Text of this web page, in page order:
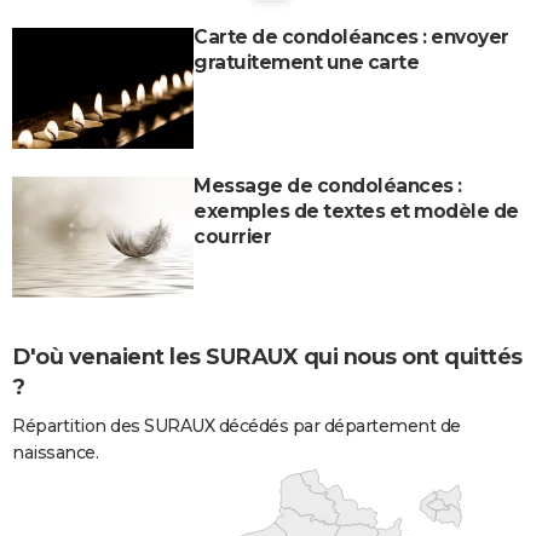
Carte de condoléances : envoyer
gratuitement une carte
Message de condoléances :
exemples de textes et modèle de
courrier
D'où venaient les SURAUX qui nous ont quittés
?
Répartition des SURAUX décédés par département de
naissance.